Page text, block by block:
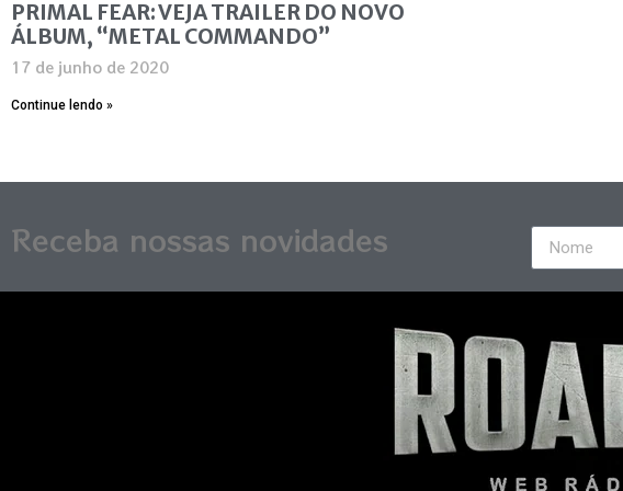
PRIMAL FEAR: VEJA TRAILER DO NOVO
ÁLBUM, “METAL COMMANDO”
17 de junho de 2020
Continue lendo »
Receba nossas novidades